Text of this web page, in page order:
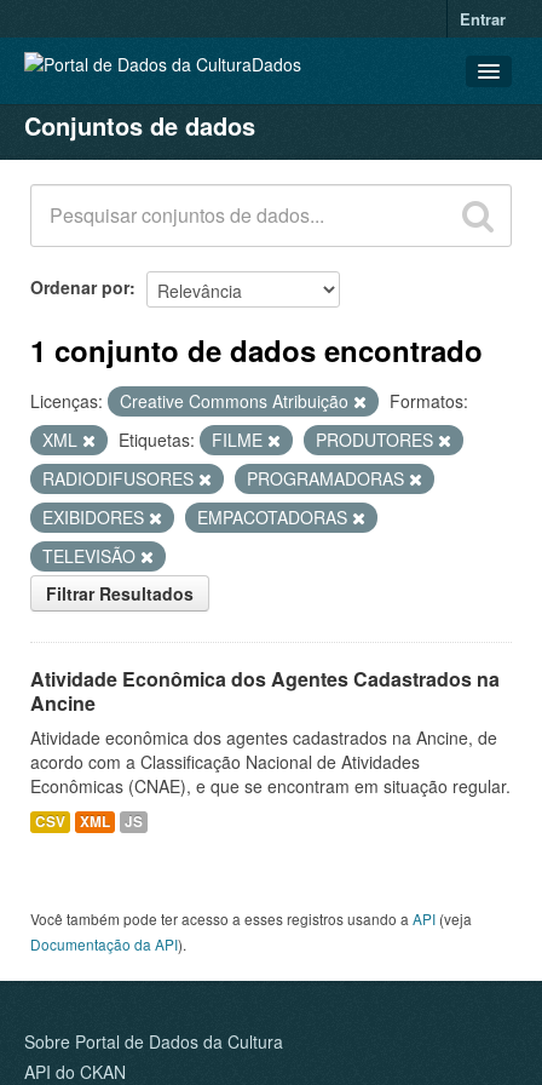
Entrar
CONJUNTOS DE DADOS
ORGANIZAÇÕES
GRUPOS
SOBRE
Conjuntos de dados
Ordenar por
1 conjunto de dados encontrado
Licenças: Creative Commons Atribuição
Formatos:
XML
Etiquetas: FILME
PRODUTORES
RADIODIFUSORES
PROGRAMADORAS
EXIBIDORES
EMPACOTADORAS
TELEVISÃO
Filtrar Resultados
Atividade Econômica dos Agentes Cadastrados na
Ancine
Atividade econômica dos agentes cadastrados na Ancine, de
acordo com a Classificação Nacional de Atividades
Econômicas (CNAE), e que se encontram em situação regular.
CSV XML JS
Você também pode ter acesso a esses registros usando a API (veja
Documentação da API).
Sobre Portal de Dados da Cultura
API do CKAN